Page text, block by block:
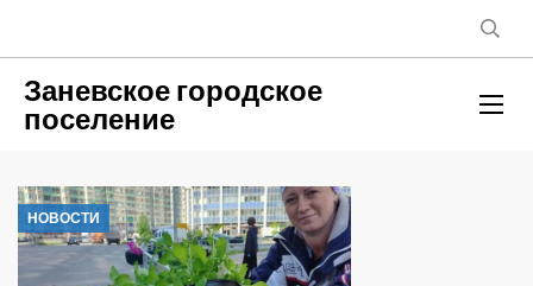
Заневское городское
поселение
НОВОСТИ